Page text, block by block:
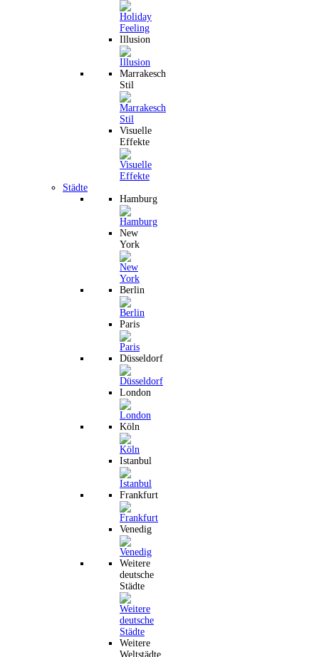
Illusion
Marrakesch
Stil
Visuelle
Effekte
Städte
Hamburg
New
York
Berlin
Paris
Düsseldorf
London
Köln
Istanbul
Frankfurt
Venedig
Weitere
deutsche
Städte
Weitere
Weltstädte